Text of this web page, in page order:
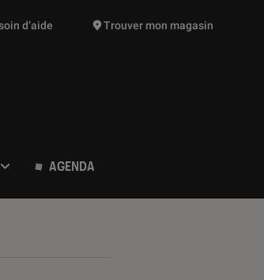
de produits vont vous être proposées
d’aide Trouver mon magasin
AGENDA